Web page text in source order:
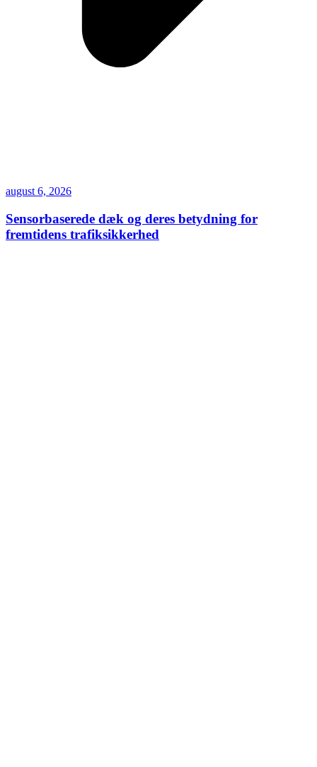
august 6, 2026
Sensorbaserede dæk og deres betydning for
fremtidens trafiksikkerhed